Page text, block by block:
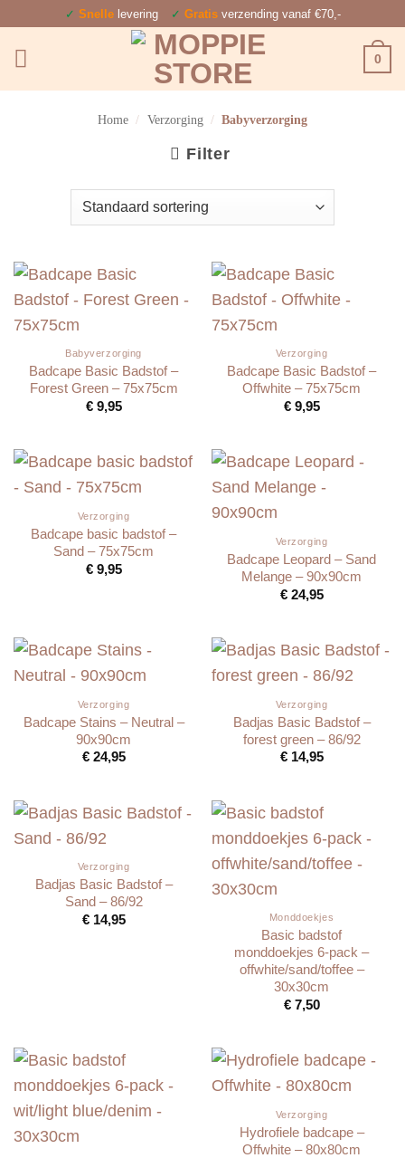
inhoud
✓ Snellelevering ✓ Gratisverzending vanaf €70,-
0
Home / Verzorging / Babyverzorging
Filter
Babyverzorging
Badcape Basic Badstof –
Forest Green – 75x75cm
€9,95
Verzorging
Badcape Basic Badstof –
Offwhite – 75x75cm
€9,95
Verzorging
Badcape basic badstof –
Sand – 75x75cm
€9,95
Verzorging
Badcape Leopard – Sand
Melange – 90x90cm
€24,95
Verzorging
Badcape Stains – Neutral –
90x90cm
€24,95
Verzorging
Badjas Basic Badstof –
forest green – 86/92
€14,95
Verzorging
Badjas Basic Badstof –
Sand – 86/92
€14,95 Monddoekjes
Basic badstof
monddoekjes 6-pack –
offwhite/sand/toffee –
30x30cm
€7,50
Verzorging
Hydrofiele badcape –
Offwhite – 80x80cm